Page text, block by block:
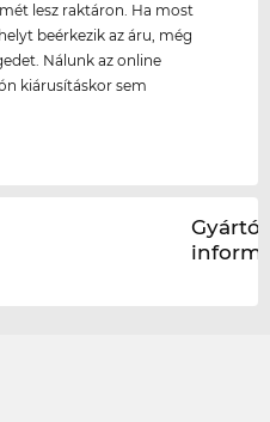
lesz raktáron. Ha most
beérkezik az áru, még
Nálunk az online
kiárusításkor sem
Gyártói